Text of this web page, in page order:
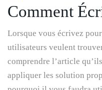
Comment
Lorsque vous écrivez
utilisateurs veulent
comprendre l’article
appliquer les solution